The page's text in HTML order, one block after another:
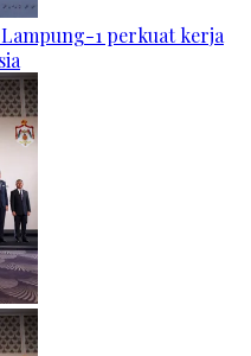
1 perkuat kerja